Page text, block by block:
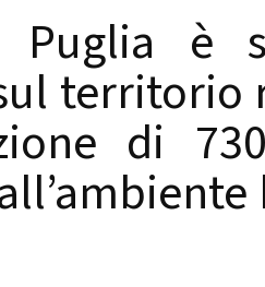
Puglia è
territorio
di